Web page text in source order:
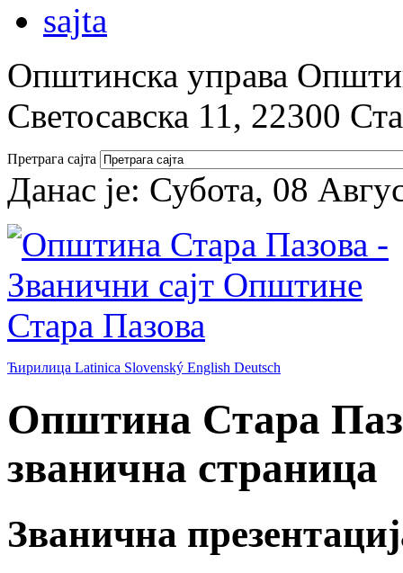
Општинска управа
Светосавска 11, 22300
Претрага сајта
Данас је: Субота, 08
Ћирилица Latinica Slovenský English Deutsch
Општина Стара
званична страница
Званична